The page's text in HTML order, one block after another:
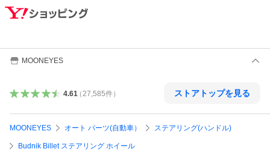
MOONEYES
4.61（ 27,585件） ストアトップを見る
MOONEYES オート パーツ(自動車） ステアリング(ハンドル)
Budnik Billet ステアリング ホイール